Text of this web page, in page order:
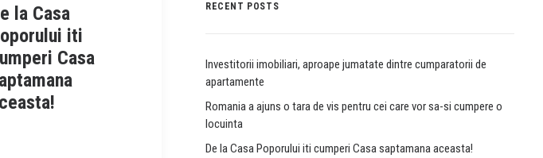
la Casa
iti
Casa
RECENT POSTS
Investitorii imobiliari, aproape jumatate dintre cumparatorii de
apartamente
Romania a ajuns o tara de vis pentru cei care vor sa-si cumpere o
locuinta
De la Casa Poporului iti cumperi Casa saptamana aceasta!